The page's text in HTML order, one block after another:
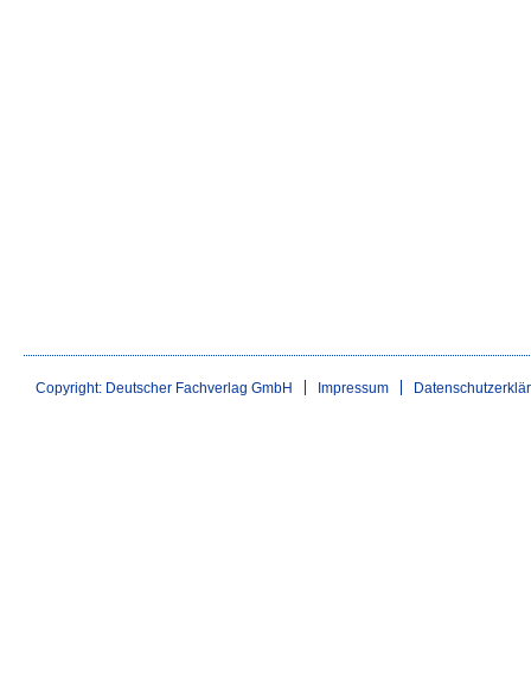
Copyright: Deutscher Fachverlag GmbH Impressum